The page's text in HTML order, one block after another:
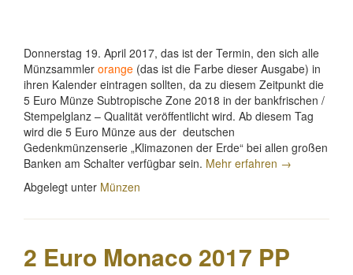
Donnerstag 19. April 2017, das ist der Termin, den sich alle
Münzsammler orange (das ist die Farbe dieser Ausgabe) in
ihren Kalender eintragen sollten, da zu diesem Zeitpunkt die
5 Euro Münze Subtropische Zone 2018 in der bankfrischen /
Stempelglanz – Qualität veröffentlicht wird. Ab diesem Tag
wird die 5 Euro Münze aus der deutschen
Gedenkmünzenserie „Klimazonen der Erde“ bei allen großen
Banken am Schalter verfügbar sein. Mehr erfahren „5
→
Abgelegt unter Münzen
2 Euro Monaco 2017 PP